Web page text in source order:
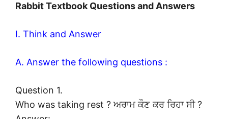
Rabbit Textbook Questions and Answers
I. Think and Answer
A. Answer the following questions :
Question 1.
Who was taking rest ? ਅਰਾਮ ਕੌਣ ਕਰ ਰਿਹਾ ਸੀ ?